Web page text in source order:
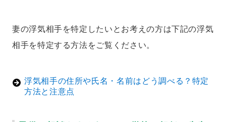
妻の浮気相手を特定したいとお考えの方は下記の浮気
相手を特定する方法をご覧ください。
浮気相手の住所や氏名・名前はどう調べる？特定
方法と注意点